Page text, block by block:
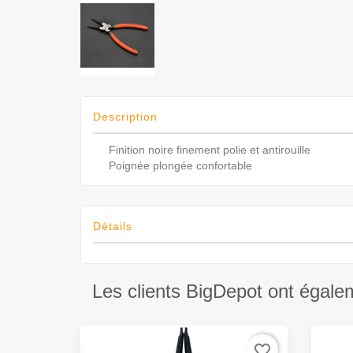
Description
Finition noire finement polie
Poignée plongée confortable
Détails
Les clients BigDepot ont